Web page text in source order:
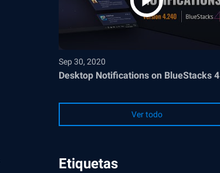
Sep 30, 2020
Desktop Notifications on BlueStacks 4
Ver todo
Etiquetas